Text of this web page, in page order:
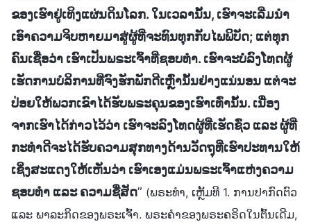
ຂອງເຮົາຢູ່ເທິງແຜ່ນດິນໂລກ. ໃນເວລານັ້ນ, ເຮົາຈະເລີ່ມນໍາ
ເອົາຄວາມຈິບຫາຍມາສູ່ຜູ້ທີ່ຈະທົນທຸກກັບໄພພິບັດ; ແຕ່ທຸກ
ຄົນເຊື່ອວ່າ ເຮົາເປັນພຣະເຈົ້າທີ່ຊອບທໍາ. ເຮົາຈະບໍ່ລົງໂທດຜູ້
ເຮັດການບໍລິການທີ່ຈົງຮັກພັກດີເຫຼົ່ານັ້ນຢ່າງແນ່ນອນ ແຕ່ຈະ
ປ່ອຍໃຫ້ພວກເຂົາໄດ້ຮັບພຣະຄຸນຂອງເຮົາເທົ່ານັ້ນ. ເນື່ອງ
ຈາກເຮົາໄດ້ກ່າວໄວ້ວ່າ ເຮົາຈະລົງໂທດຜູ້ທີ່ເຮັດຊົ່ວ ແລະ ຜູ້ທີ່
ກະທໍາດີຈະໄດ້ຮັບຄວາມສຸກທາງດ້ານວັດຖຸທີ່ເຮົາປະທານໃຫ້
ເຊິ່ງສະແດງໃຫ້ເຫັນວ່າ ເຮົາເອງແມ່ນພຣະເຈົ້າແຫ່ງຄວາມ
ຊອບທໍາ ແລະ ຄວາມຊື່ສັດ” (ພຣະທຳ, ເຫຼັ້ມທີ 1. ການປາກົດຕົວ
ແລະ ພາລະກິດຂອງພຣະເຈົ້າ. ພຣະຄຳຂອງພຣະຄຣິດໃນຕົ້ນເດີມ,